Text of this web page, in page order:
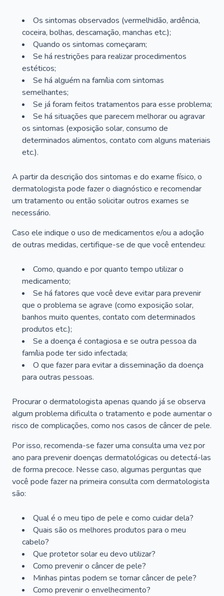
Os sintomas observados (vermelhidão, ardência,
coceira, bolhas, descamação, manchas etc.);
Quando os sintomas começaram;
Se há restrições para realizar procedimentos
estéticos;
Se há alguém na família com sintomas
semelhantes;
Se já foram feitos tratamentos para esse problema;
Se há situações que parecem melhorar ou agravar
os sintomas (exposição solar, consumo de
determinados alimentos, contato com alguns materiais
etc.).
A partir da descrição dos sintomas e do exame físico, o
dermatologista pode fazer o diagnóstico e recomendar
um tratamento ou então solicitar outros exames se
necessário.
Caso ele indique o uso de medicamentos e/ou a adoção
de outras medidas, certifique-se de que você entendeu:
Como, quando e por quanto tempo utilizar o
medicamento;
Se há fatores que você deve evitar para prevenir
que o problema se agrave (como exposição solar,
banhos muito quentes, contato com determinados
produtos etc.);
Se a doença é contagiosa e se outra pessoa da
família pode ter sido infectada;
O que fazer para evitar a disseminação da doença
para outras pessoas.
Procurar o dermatologista apenas quando já se observa
algum problema dificulta o tratamento e pode aumentar o
risco de complicações, como nos casos de câncer de pele.
Por isso, recomenda-se fazer uma consulta uma vez por
ano para prevenir doenças dermatológicas ou detectá-las
de forma precoce. Nesse caso, algumas perguntas que
você pode fazer na primeira consulta com dermatologista
são:
Qual é o meu tipo de pele e como cuidar dela?
Quais são os melhores produtos para o meu
cabelo?
Que protetor solar eu devo utilizar?
Como prevenir o câncer de pele?
Minhas pintas podem se tornar câncer de pele?
Como prevenir o envelhecimento?